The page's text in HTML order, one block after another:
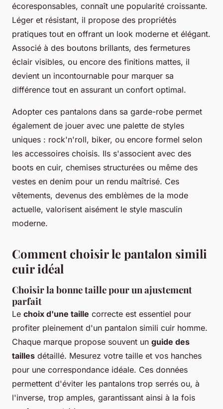
écoresponsables, connaît une popularité croissante.
Léger et résistant, il propose des propriétés
pratiques tout en offrant un look moderne et élégant.
Associé à des boutons brillants, des fermetures
éclair visibles, ou encore des finitions mattes, il
devient un incontournable pour marquer sa
différence tout en assurant un confort optimal.
Adopter ces pantalons dans sa garde-robe permet
également de jouer avec une palette de styles
uniques : rock'n'roll, biker, ou encore formel selon
les accessoires choisis. Ils s'associent avec des
boots en cuir, chemises structurées ou même des
vestes en denim pour un rendu maîtrisé. Ces
vêtements, devenus des emblèmes de la mode
actuelle, valorisent aisément le style masculin
moderne.
Comment choisir le pantalon simili
cuir idéal
Choisir la bonne taille pour un ajustement
parfait
Le choix d'une taille correcte est essentiel pour
profiter pleinement d'un pantalon simili cuir homme.
Chaque marque propose souvent un guide des
tailles détaillé. Mesurez votre taille et vos hanches
pour une correspondance idéale. Ces données
permettent d'éviter les pantalons trop serrés ou, à
l'inverse, trop amples, garantissant ainsi à la fois